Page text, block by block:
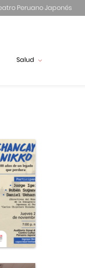
Peruano Japonés
Salud